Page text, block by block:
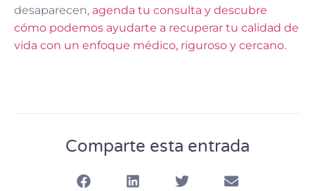
desaparecen, agenda tu consulta y descubre
cómo podemos ayudarte a recuperar tu calidad de
vida con un enfoque médico, riguroso y cercano.
Comparte esta entrada